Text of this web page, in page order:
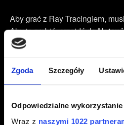
Zgoda Szczegóły
Odpowiedzialne
Wraz z naszymi 1022
Aby grać z Ray Tracingiem,
Aby to zrobić, przejdź do
następnie do sekcji
ustawienie „Dla tego komputera
ustawień Ray Tracing lub włącz
Ray Tracing jest dostępny na
wymaga przynajmniej 16 GB